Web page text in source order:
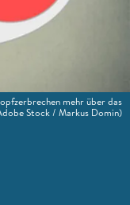
mehr über das
Stock / Markus Domin)